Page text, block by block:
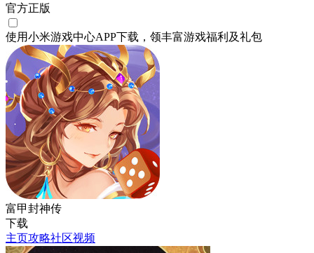
官方正版
使用小米游戏中心APP下载 ，领丰富游戏福利 及礼包
富甲封神传
下载
主页攻略社区视频